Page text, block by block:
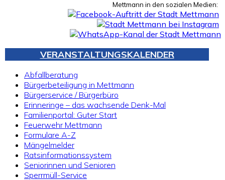
Mettmann in den sozialen Medien:
VERANSTALTUNGSKALENDER
Abfallberatung
Bürgerbeteiligung in Mettmann
Bürgerservice / Bürgerbüro
Erinneringe – das wachsende Denk-Mal
Familienportal: Guter Start
Feuerwehr Mettmann
Formulare A-Z
Mängelmelder
Ratsinformationssystem
Seniorinnen und Senioren
Sperrmüll-Service